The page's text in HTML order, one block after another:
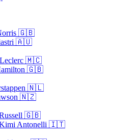
🇬🇧
🇦🇺
Leclerc 🇲🇨
🇬🇧
🇳🇱
🇳🇿
Russell 🇬🇧
Kimi Antonelli 🇮🇹